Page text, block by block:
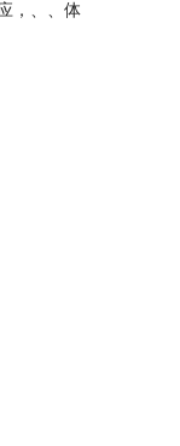
，、、体